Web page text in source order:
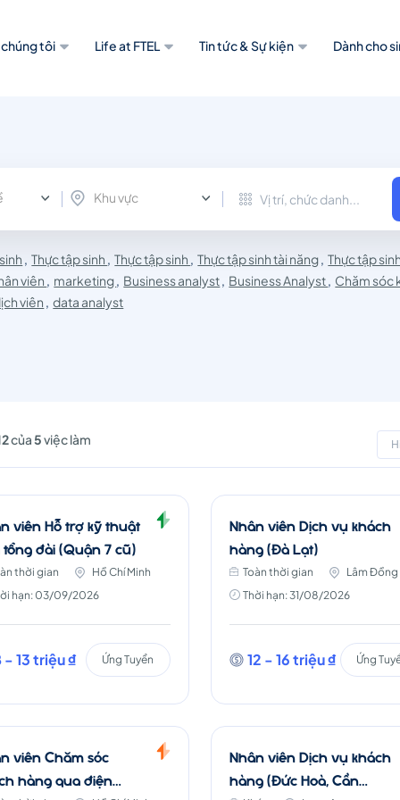
tôi Life at FTEL Tin tức & Sự kiện Dành cho
Khu vực
, Thực tập sinh , Thực tập sinh , Thực tập sinh tài năng, Thực tập
viên , marketing, Business analyst, Business Analyst, Chăm sóc
viên , data analyst
của5việc làm
viên Hỗ trợ kỹ thuật
đài (Quận 7 cũ)
thời gian
Hồ Chí Minh
hạn: 03/09/2026
- 13 triệu ₫ Ứng Tuyển
Nhân viên Dịch vụ khách
hàng (Đà Lạt)
Toàn thời gian
Lâm Đồng
Thời hạn: 31/08/2026
12 - 16 triệu ₫ Ứng
viên Chăm sóc
hàng qua điện
Nhân viên Dịch vụ khách
hàng (Đức Hoà, Cần